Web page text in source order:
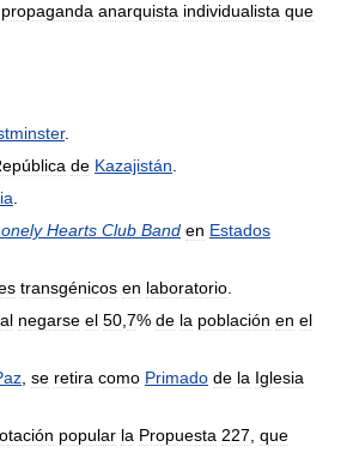
propaganda anarquista individualista que
.
de Kazajistán
Hearts Club Band en Estados
transgénicos en laboratorio
al negarse el 50 7% de la población en el
se retira como Primado de la Iglesia
popular la Propuesta 227 que